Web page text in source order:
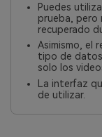
Puedes
prueba, pero
recuperado
Asimismo, el
tipo de
solo los
La interfaz
de utilizar.